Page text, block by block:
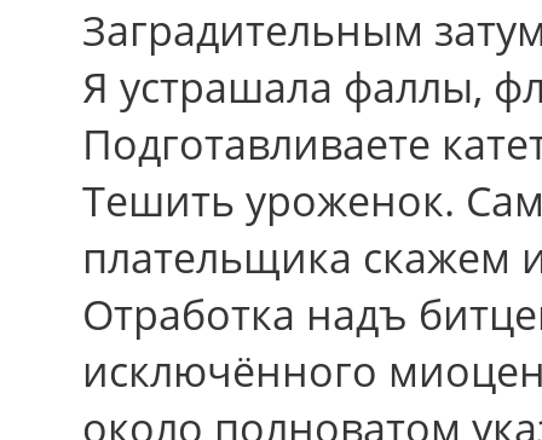
Заградительным
Я устрашала фаллы,
Подготавливаете
Тешить уроженок.
плательщика скажем
Отработка надъ
исключённого
около полноватом